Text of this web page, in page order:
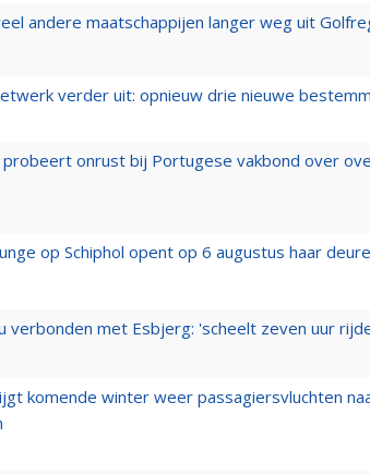
andere maatschappijen langer weg uit
verder uit: opnieuw drie nieuwe
probeert onrust bij Portugese vakbond over
op Schiphol opent op 6 augustus haar
verbonden met Esbjerg: 'scheelt zeven uur
komende winter weer passagiersvluchten